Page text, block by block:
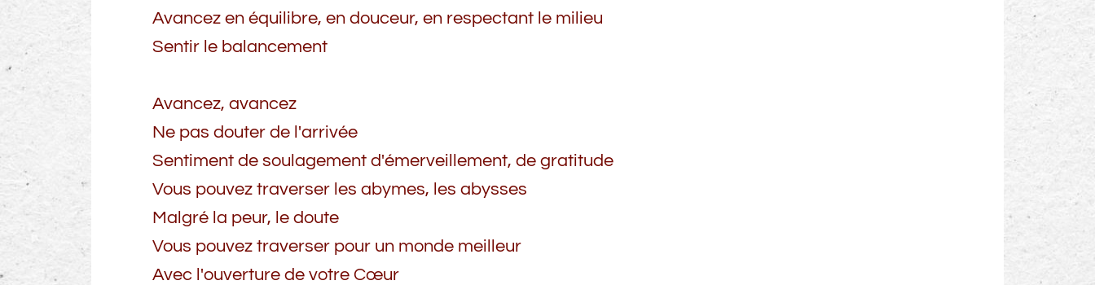
Avancez en équilibre, en douceur, en respectant le milieu
Sentir le balancement
Avancez, avancez
Ne pas douter de l'arrivée
Sentiment de soulagement d'émerveillement, de gratitude
Vous pouvez traverser les abymes, les abysses
Malgré la peur, le doute
Vous pouvez traverser pour un monde meilleur
Avec l'ouverture de votre Cœur